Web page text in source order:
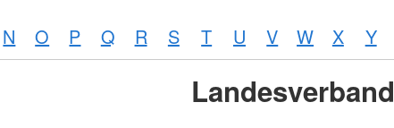
N O P Q R S T U V W X Y
Landesverband